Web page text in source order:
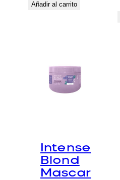
Añadir al carrito
Intense
Blond
Mascar